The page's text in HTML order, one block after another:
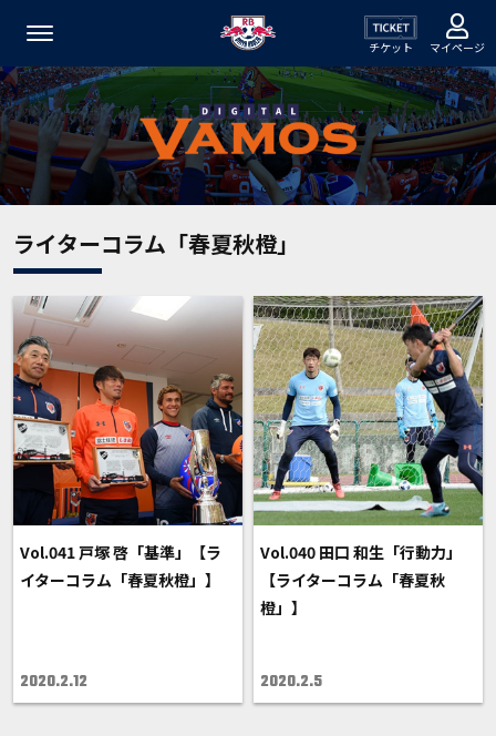
チケット マイページ
ライターコラム「春夏秋橙」
Vol.041 戸塚 啓「基準」【ラ
イターコラム「春夏秋橙」】
2020.2.12
Vol.040 田口 和生「行動力」
【ライターコラム「春夏秋
橙」】
2020.2.5